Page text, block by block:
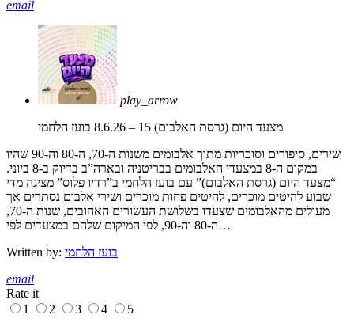
email
play_arrow
מצעד היום (גרסת האלבום) 15 – 8.6.26
בועז הלחמי
שירים, סיפורים וסוכריות מתוך אלבומים משנות ה-70, ה-80 וה-90 שהיו
במקום ה-8 במצעדי האלבומים בבריטניה ובארה”ב בדיוק ב-8 ביוני.
“מצעד היום (גרסת האלבום)” עם בועז הלחמי ב”רדיו פלוס” מציגה מדי
שבוע להיטים מוכרים, להיטים פחות מוכרים ושירי אלבום נסתרים אך
מעולים מהאלבומים שצעדו בשלושת העשורים האהובים, שנות ה-70,
ה-80 וה-90, לפי המיקום שלהם במצעדים לפי…
Written by: בועז הלחמי
email
Rate it
1
2 3 4 5